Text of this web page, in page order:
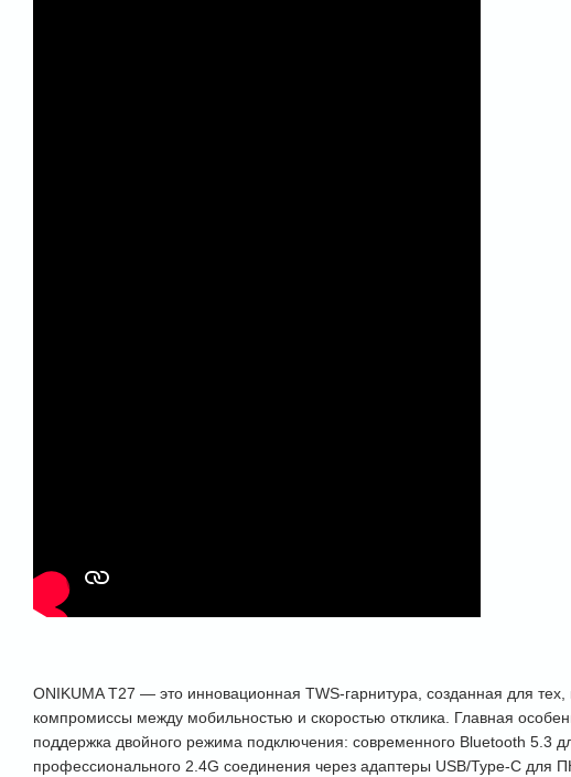
ONIKUMA Т27 — это инновационная TWS-гарнитура, созданная для тех,
компромиссы между мобильностью и скоростью отклика. Главная
поддержка двойного режима подключения: современного Bluetooth 5.3
профессионального 2.4G соединения через адаптеры USB/Type-C для